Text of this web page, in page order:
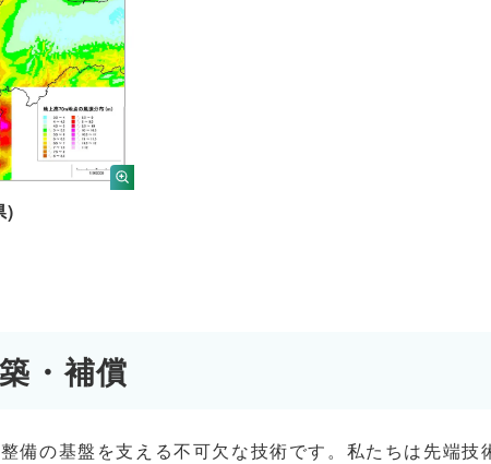
)
・補償
備の基盤を支える不可欠な技術です。私たちは先端